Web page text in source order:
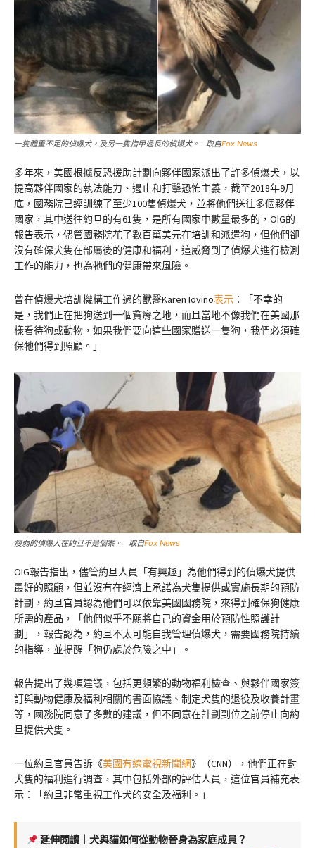
一隻體重不足的偵爆犬，及另一隻指甲過長的偵爆犬。 取自Fox News
多年來，美國根據反恐援助計劃向夥伴國家派出了許多偵爆犬，以
提高夥伴國家的執法能力、遏止和打擊恐怖主義，截至2018年9月
底，國務院已經訓練了至少100隻偵爆犬，並將他們送往多個夥伴
國家，其中送往約旦的有61隻，是所有國家中數量最多的，OIG的
報告表示，儘管國務院花了數百萬美元在培訓和派遣狗，但他們卻
沒有確保犬隻在部屬後的健康和福利，這威脅到了偵爆犬進行檢測
工作的能力，也為牠們的健康帶來風險。
曾在偵爆犬培訓機構工作過的獸醫Karen Iovino表示 ：「不幸的
是，我們正在把狗送到一個貧瘠之地，而且當地不像我們在美國那
樣看待狗或動物，如果我們要向這些國家贈送一隻狗，我們必須確
保牠們得到照顧。」
瘦弱的偵爆犬在約旦不是個案。 取自Fox News
OIG報告指出，儘管約旦人員「有興趣」為他們得到的偵爆犬提供
最好的照顧，但並沒有在經濟上承諾為犬隻提供或實施長期的預防
計劃，約旦官員認為他們可以依靠美國國務院，來得到確保狗健康
所需的產品，「他們似乎不願將自己的資金用於預防性照護計
劃」，報告認為，約旦不太可能自我管理偵爆犬，需要國務院持續
的指導，並提醒「狗仍處於危險之中」。
報告提出了幾項建議，包括更頻繁的動物福利檢查、與夥伴國家簽
訂與動物健康及福利相關的書面協議、制定犬隻的退役及收養計畫
等，國務院同意了多數的建議，但不同意在計劃到位之前停止向約
旦提供犬隻。
一位約旦官員告訴《美國有線電視新聞網》（CNN），他們正在對
犬隻的福利進行調查，其中包括外部的評估人員，這位官員補充表
示：「約旦非常重視工作犬的安全及福利。」
延伸閱讀｜犬與貓如何從動物晉身為家庭成員？